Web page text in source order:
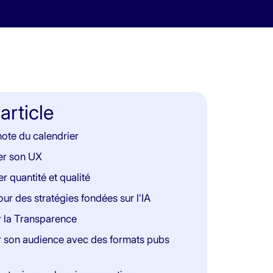
du calendrier
son UX
quantité et qualité
des stratégies fondées sur l’IA
la Transparence
son audience avec des formats pubs